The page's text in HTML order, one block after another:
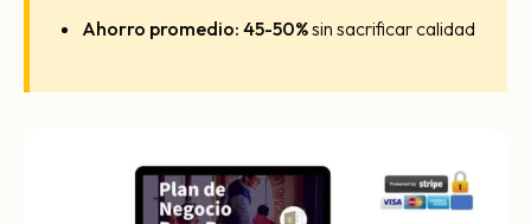
Ahorro promedio: 45-50%sin sacrificar calidad